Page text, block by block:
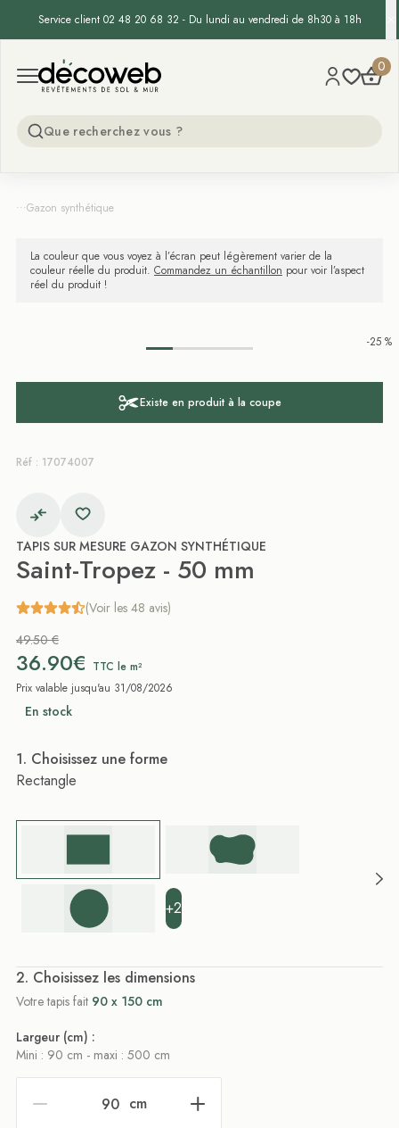
Service client 02 48 20 68 32 - Du lundi au vendredi de 8h30 à 18h
Open menu
Decoweb 0
...Gazon synthétique
La couleur que vous voyez à l’écran peut légèrement varier de la
couleur réelle du produit. Commandez un échantillon pour voir l’aspect
réel du produit !
-25 %
Existe en produit à la coupe
Réf : 17074007
TAPIS SUR MESURE GAZON SYNTHÉTIQUE
Saint-Tropez - 50 mm
(Voir les 48 avis)
49.50 €
36.90€ TTC le m²
Prix valable jusqu'au 31/08/2026
En stock
. Choisissez une forme
Rectangle
+2
. Choisissez les dimensions
Votre tapis fait 90 x 150 cm
Largeur (cm) :
Mini : 90 cm - maxi : 500 cm
cm